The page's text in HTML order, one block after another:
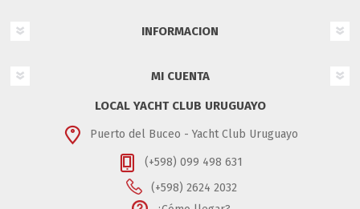
INFORMACION
MI CUENTA
LOCAL YACHT CLUB URUGUAYO
Puerto del Buceo - Yacht Club Uruguayo
(+598) 099 498 631
(+598) 2624 2032